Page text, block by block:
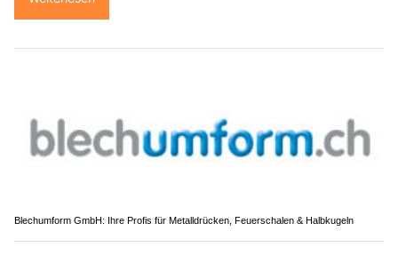
Blechumform GmbH: Ihre Profis für Metalldrücken, Feuerschalen & Halbkugeln